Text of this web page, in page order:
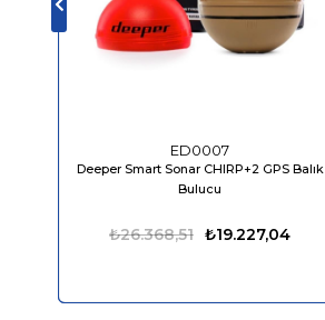
Ölçüm Ekipmanları
Silecek
ED0007
Deeper Smart Sonar CHIRP+2 GPS Balık
Bulucu
₺19.227,04
₺26.368,51